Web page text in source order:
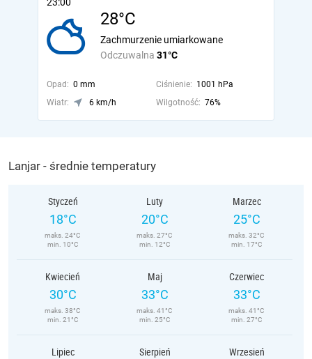
28°C
Odczuwalna 31°C
Zachmurzenie umiarkowane
Opad: 0 mm Ciśnienie: 1001 hPa
Wiatr:
6 km/h Wilgotność: 76%
Lanjar - średnie temperatury
Styczeń
18°C
maks. 24°C
min. 10°C
Luty
20°C
maks. 27°C
min. 12°C
Marzec
25°C
maks. 32°C
min. 17°C
Kwiecień
30°C
maks. 38°C
min. 21°C
Maj
33°C
maks. 41°C
min. 25°C
Czerwiec
33°C
maks. 41°C
min. 27°C
Lipiec Sierpień Wrzesień